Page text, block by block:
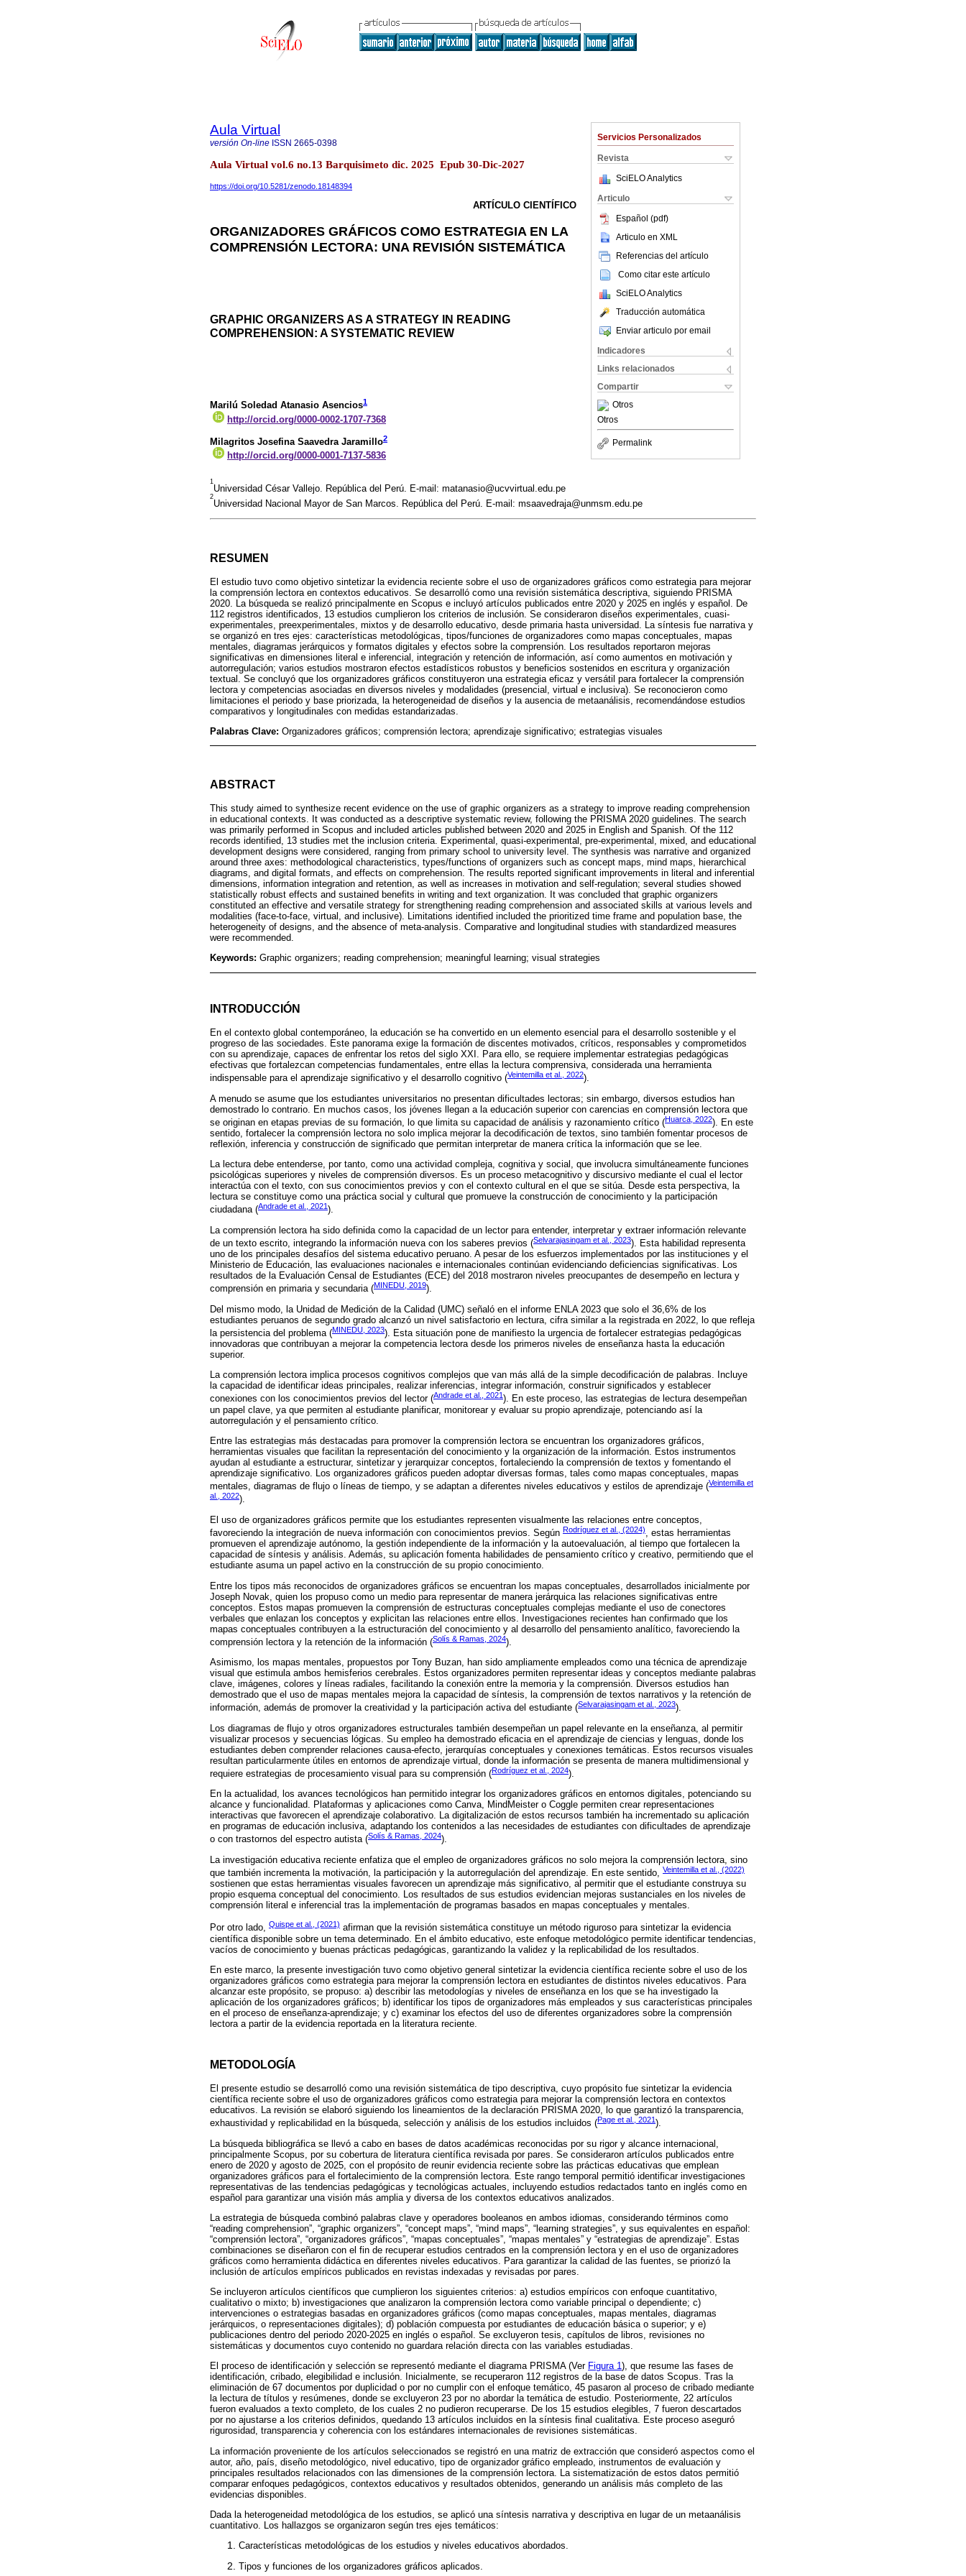
Servicios Personalizados
Revista
SciELO Analytics
Articulo
Español (pdf)
Articulo en XML
Referencias del artículo
Como citar este artículo
SciELO Analytics
Traducción automática
Enviar articulo por email
Indicadores
Links relacionados
Compartir
Otros
Otros
Permalink
Aula Virtual
versión On-line ISSN 2665-0398
Aula Virtual vol.6 no.13 Barquisimeto dic. 2025 Epub 30-Dic-2027
https://doi.org/10.5281/zenodo.18148394
ARTÍCULO CIENTÍFICO
ORGANIZADORES GRÁFICOS COMO ESTRATEGIA EN LA
COMPRENSIÓN LECTORA: UNA REVISIÓN SISTEMÁTICA
GRAPHIC ORGANIZERS AS A STRATEGY IN READING
COMPREHENSION: A SYSTEMATIC REVIEW
Marilú Soledad Atanasio Asencios1
http://orcid.org/0000-0002-1707-7368
Milagritos Josefina Saavedra Jaramillo2
http://orcid.org/0000-0001-7137-5836
1
Universidad César Vallejo. República del Perú. E-mail: matanasio@ucvvirtual.edu.pe
2
Universidad Nacional Mayor de San Marcos. República del Perú. E-mail: msaavedraja@unmsm.edu.pe
RESUMEN
El estudio tuvo como objetivo sintetizar la evidencia reciente sobre el uso de organizadores gráficos como estrategia para mejorar
la comprensión lectora en contextos educativos. Se desarrolló como una revisión sistemática descriptiva, siguiendo PRISMA
2020. La búsqueda se realizó principalmente en Scopus e incluyó artículos publicados entre 2020 y 2025 en inglés y español. De
112 registros identificados, 13 estudios cumplieron los criterios de inclusión. Se consideraron diseños experimentales, cuasi-
experimentales, preexperimentales, mixtos y de desarrollo educativo, desde primaria hasta universidad. La síntesis fue narrativa y
se organizó en tres ejes: características metodológicas, tipos/funciones de organizadores como mapas conceptuales, mapas
mentales, diagramas jerárquicos y formatos digitales y efectos sobre la comprensión. Los resultados reportaron mejoras
significativas en dimensiones literal e inferencial, integración y retención de información, así como aumentos en motivación y
autorregulación; varios estudios mostraron efectos estadísticos robustos y beneficios sostenidos en escritura y organización
textual. Se concluyó que los organizadores gráficos constituyeron una estrategia eficaz y versátil para fortalecer la comprensión
lectora y competencias asociadas en diversos niveles y modalidades (presencial, virtual e inclusiva). Se reconocieron como
limitaciones el periodo y base priorizada, la heterogeneidad de diseños y la ausencia de metaanálisis, recomendándose estudios
comparativos y longitudinales con medidas estandarizadas.
Palabras Clave: Organizadores gráficos; comprensión lectora; aprendizaje significativo; estrategias visuales
ABSTRACT
This study aimed to synthesize recent evidence on the use of graphic organizers as a strategy to improve reading comprehension
in educational contexts. It was conducted as a descriptive systematic review, following the PRISMA 2020 guidelines. The search
was primarily performed in Scopus and included articles published between 2020 and 2025 in English and Spanish. Of the 112
records identified, 13 studies met the inclusion criteria. Experimental, quasi-experimental, pre-experimental, mixed, and educational
development designs were considered, ranging from primary school to university level. The synthesis was narrative and organized
around three axes: methodological characteristics, types/functions of organizers such as concept maps, mind maps, hierarchical
diagrams, and digital formats, and effects on comprehension. The results reported significant improvements in literal and inferential
dimensions, information integration and retention, as well as increases in motivation and self-regulation; several studies showed
statistically robust effects and sustained benefits in writing and text organization. It was concluded that graphic organizers
constituted an effective and versatile strategy for strengthening reading comprehension and associated skills at various levels and
modalities (face-to-face, virtual, and inclusive). Limitations identified included the prioritized time frame and population base, the
heterogeneity of designs, and the absence of meta-analysis. Comparative and longitudinal studies with standardized measures
were recommended.
Keywords: Graphic organizers; reading comprehension; meaningful learning; visual strategies
INTRODUCCIÓN
En el contexto global contemporáneo, la educación se ha convertido en un elemento esencial para el desarrollo sostenible y el
progreso de las sociedades. Este panorama exige la formación de discentes motivados, críticos, responsables y comprometidos
con su aprendizaje, capaces de enfrentar los retos del siglo XXI. Para ello, se requiere implementar estrategias pedagógicas
efectivas que fortalezcan competencias fundamentales, entre ellas la lectura comprensiva, considerada una herramienta
indispensable para el aprendizaje significativo y el desarrollo cognitivo (Veintemilla et al., 2022).
A menudo se asume que los estudiantes universitarios no presentan dificultades lectoras; sin embargo, diversos estudios han
demostrado lo contrario. En muchos casos, los jóvenes llegan a la educación superior con carencias en comprensión lectora que
se originan en etapas previas de su formación, lo que limita su capacidad de análisis y razonamiento crítico (Huarca, 2022). En este
sentido, fortalecer la comprensión lectora no solo implica mejorar la decodificación de textos, sino también fomentar procesos de
reflexión, inferencia y construcción de significado que permitan interpretar de manera crítica la información que se lee.
La lectura debe entenderse, por tanto, como una actividad compleja, cognitiva y social, que involucra simultáneamente funciones
psicológicas superiores y niveles de comprensión diversos. Es un proceso metacognitivo y discursivo mediante el cual el lector
interactúa con el texto, con sus conocimientos previos y con el contexto cultural en el que se sitúa. Desde esta perspectiva, la
lectura se constituye como una práctica social y cultural que promueve la construcción de conocimiento y la participación
ciudadana (Andrade et al., 2021 ).
La comprensión lectora ha sido definida como la capacidad de un lector para entender, interpretar y extraer información relevante
de un texto escrito, integrando la información nueva con los saberes previos (Selvarajasingam et al., 2023). Esta habilidad representa
uno de los principales desafíos del sistema educativo peruano. A pesar de los esfuerzos implementados por las instituciones y el
Ministerio de Educación, las evaluaciones nacionales e internacionales continúan evidenciando deficiencias significativas. Los
resultados de la Evaluación Censal de Estudiantes (ECE) del 2018 mostraron niveles preocupantes de desempeño en lectura y
comprensión en primaria y secundaria (MINEDU, 2019).
Del mismo modo, la Unidad de Medición de la Calidad (UMC) señaló en el informe ENLA 2023 que solo el 36,6% de los
estudiantes peruanos de segundo grado alcanzó un nivel satisfactorio en lectura, cifra similar a la registrada en 2022, lo que refleja
la persistencia del problema (MINEDU, 2023). Esta situación pone de manifiesto la urgencia de fortalecer estrategias pedagógicas
innovadoras que contribuyan a mejorar la competencia lectora desde los primeros niveles de enseñanza hasta la educación
superior.
La comprensión lectora implica procesos cognitivos complejos que van más allá de la simple decodificación de palabras. Incluye
la capacidad de identificar ideas principales, realizar inferencias, integrar información, construir significados y establecer
conexiones con los conocimientos previos del lector (Andrade et al., 2021). En este proceso, las estrategias de lectura desempeñan
un papel clave, ya que permiten al estudiante planificar, monitorear y evaluar su propio aprendizaje, potenciando así la
autorregulación y el pensamiento crítico.
Entre las estrategias más destacadas para promover la comprensión lectora se encuentran los organizadores gráficos,
herramientas visuales que facilitan la representación del conocimiento y la organización de la información. Estos instrumentos
ayudan al estudiante a estructurar, sintetizar y jerarquizar conceptos, fortaleciendo la comprensión de textos y fomentando el
aprendizaje significativo. Los organizadores gráficos pueden adoptar diversas formas, tales como mapas conceptuales, mapas
mentales, diagramas de flujo o líneas de tiempo, y se adaptan a diferentes niveles educativos y estilos de aprendizaje (Veintemilla et
al., 2022).
El uso de organizadores gráficos permite que los estudiantes representen visualmente las relaciones entre conceptos,
favoreciendo la integración de nueva información con conocimientos previos. Según Rodríguez et al., (2024), estas herramientas
promueven el aprendizaje autónomo, la gestión independiente de la información y la autoevaluación, al tiempo que fortalecen la
capacidad de síntesis y análisis. Además, su aplicación fomenta habilidades de pensamiento crítico y creativo, permitiendo que el
estudiante asuma un papel activo en la construcción de su propio conocimiento.
Entre los tipos más reconocidos de organizadores gráficos se encuentran los mapas conceptuales, desarrollados inicialmente por
Joseph Novak, quien los propuso como un medio para representar de manera jerárquica las relaciones significativas entre
conceptos. Estos mapas promueven la comprensión de estructuras conceptuales complejas mediante el uso de conectores
verbales que enlazan los conceptos y explicitan las relaciones entre ellos. Investigaciones recientes han confirmado que los
mapas conceptuales contribuyen a la estructuración del conocimiento y al desarrollo del pensamiento analítico, favoreciendo la
comprensión lectora y la retención de la información (Solís & Ramas, 2024).
Asimismo, los mapas mentales, propuestos por Tony Buzan, han sido ampliamente empleados como una técnica de aprendizaje
visual que estimula ambos hemisferios cerebrales. Estos organizadores permiten representar ideas y conceptos mediante palabras
clave, imágenes, colores y líneas radiales, facilitando la conexión entre la memoria y la comprensión. Diversos estudios han
demostrado que el uso de mapas mentales mejora la capacidad de síntesis, la comprensión de textos narrativos y la retención de
información, además de promover la creatividad y la participación activa del estudiante (Selvarajasingam et al., 2023).
Los diagramas de flujo y otros organizadores estructurales también desempeñan un papel relevante en la enseñanza, al permitir
visualizar procesos y secuencias lógicas. Su empleo ha demostrado eficacia en el aprendizaje de ciencias y lenguas, donde los
estudiantes deben comprender relaciones causa-efecto, jerarquías conceptuales y conexiones temáticas. Estos recursos visuales
resultan particularmente útiles en entornos de aprendizaje virtual, donde la información se presenta de manera multidimensional y
requiere estrategias de procesamiento visual para su comprensión (Rodríguez et al., 2024).
En la actualidad, los avances tecnológicos han permitido integrar los organizadores gráficos en entornos digitales, potenciando su
alcance y funcionalidad. Plataformas y aplicaciones como Canva, MindMeister o Coggle permiten crear representaciones
interactivas que favorecen el aprendizaje colaborativo. La digitalización de estos recursos también ha incrementado su aplicación
en programas de educación inclusiva, adaptando los contenidos a las necesidades de estudiantes con dificultades de aprendizaje
o con trastornos del espectro autista (Solís & Ramas, 2024).
La investigación educativa reciente enfatiza que el empleo de organizadores gráficos no solo mejora la comprensión lectora, sino
que también incrementa la motivación, la participación y la autorregulación del aprendizaje. En este sentido, Veintemilla et al., (2022)
sostienen que estas herramientas visuales favorecen un aprendizaje más significativo, al permitir que el estudiante construya su
propio esquema conceptual del conocimiento. Los resultados de sus estudios evidencian mejoras sustanciales en los niveles de
comprensión literal e inferencial tras la implementación de programas basados en mapas conceptuales y mentales.
Por otro lado, Quispe et al., (2021) afirman que la revisión sistemática constituye un método riguroso para sintetizar la evidencia
científica disponible sobre un tema determinado. En el ámbito educativo, este enfoque metodológico permite identificar tendencias,
vacíos de conocimiento y buenas prácticas pedagógicas, garantizando la validez y la replicabilidad de los resultados.
En este marco, la presente investigación tuvo como objetivo general sintetizar la evidencia científica reciente sobre el uso de los
organizadores gráficos como estrategia para mejorar la comprensión lectora en estudiantes de distintos niveles educativos. Para
alcanzar este propósito, se propuso: a) describir las metodologías y niveles de enseñanza en los que se ha investigado la
aplicación de los organizadores gráficos; b) identificar los tipos de organizadores más empleados y sus características principales
en el proceso de enseñanza-aprendizaje; y c) examinar los efectos del uso de diferentes organizadores sobre la comprensión
lectora a partir de la evidencia reportada en la literatura reciente.
METODOLOGÍA
El presente estudio se desarrolló como una revisión sistemática de tipo descriptiva, cuyo propósito fue sintetizar la evidencia
científica reciente sobre el uso de organizadores gráficos como estrategia para mejorar la comprensión lectora en contextos
educativos. La revisión se elaboró siguiendo los lineamientos de la declaración PRISMA 2020, lo que garantizó la transparencia,
exhaustividad y replicabilidad en la búsqueda, selección y análisis de los estudios incluidos (Page et al., 2021 ).
La búsqueda bibliográfica se llevó a cabo en bases de datos académicas reconocidas por su rigor y alcance internacional,
principalmente Scopus, por su cobertura de literatura científica revisada por pares. Se consideraron artículos publicados entre
enero de 2020 y agosto de 2025, con el propósito de reunir evidencia reciente sobre las prácticas educativas que emplean
organizadores gráficos para el fortalecimiento de la comprensión lectora. Este rango temporal permitió identificar investigaciones
representativas de las tendencias pedagógicas y tecnológicas actuales, incluyendo estudios redactados tanto en inglés como en
español para garantizar una visión más amplia y diversa de los contextos educativos analizados.
La estrategia de búsqueda combinó palabras clave y operadores booleanos en ambos idiomas, considerando términos como
“reading comprehension”, “graphic organizers”, “concept maps”, “mind maps”, “learning strategies”, y sus equivalentes en español:
“comprensión lectora”, “organizadores gráficos”, “mapas conceptuales”, “mapas mentales” y “estrategias de aprendizaje”. Estas
combinaciones se diseñaron con el fin de recuperar estudios centrados en la comprensión lectora y en el uso de organizadores
gráficos como herramienta didáctica en diferentes niveles educativos. Para garantizar la calidad de las fuentes, se priorizó la
inclusión de artículos empíricos publicados en revistas indexadas y revisadas por pares.
Se incluyeron artículos científicos que cumplieron los siguientes criterios: a) estudios empíricos con enfoque cuantitativo,
cualitativo o mixto; b) investigaciones que analizaron la comprensión lectora como variable principal o dependiente; c)
intervenciones o estrategias basadas en organizadores gráficos (como mapas conceptuales, mapas mentales, diagramas
jerárquicos, o representaciones digitales); d) población compuesta por estudiantes de educación básica o superior; y e)
publicaciones dentro del periodo 2020-2025 en inglés o español. Se excluyeron tesis, capítulos de libros, revisiones no
sistemáticas y documentos cuyo contenido no guardara relación directa con las variables estudiadas.
El proceso de identificación y selección se representó mediante el diagrama PRISMA (Ver Figura 1), que resume las fases de
identificación, cribado, elegibilidad e inclusión. Inicialmente, se recuperaron 112 registros de la base de datos Scopus. Tras la
eliminación de 67 documentos por duplicidad o por no cumplir con el enfoque temático, 45 pasaron al proceso de cribado mediante
la lectura de títulos y resúmenes, donde se excluyeron 23 por no abordar la temática de estudio. Posteriormente, 22 artículos
fueron evaluados a texto completo, de los cuales 2 no pudieron recuperarse. De los 15 estudios elegibles, 7 fueron descartados
por no ajustarse a los criterios definidos, quedando 13 artículos incluidos en la síntesis final cualitativa. Este proceso aseguró
rigurosidad, transparencia y coherencia con los estándares internacionales de revisiones sistemáticas.
La información proveniente de los artículos seleccionados se registró en una matriz de extracción que consideró aspectos como el
autor, año, país, diseño metodológico, nivel educativo, tipo de organizador gráfico empleado, instrumentos de evaluación y
principales resultados relacionados con las dimensiones de la comprensión lectora. La sistematización de estos datos permitió
comparar enfoques pedagógicos, contextos educativos y resultados obtenidos, generando un análisis más completo de las
evidencias disponibles.
Dada la heterogeneidad metodológica de los estudios, se aplicó una síntesis narrativa y descriptiva en lugar de un metaanálisis
cuantitativo. Los hallazgos se organizaron según tres ejes temáticos:
Características metodológicas de los estudios y niveles educativos abordados.
Tipos y funciones de los organizadores gráficos aplicados.